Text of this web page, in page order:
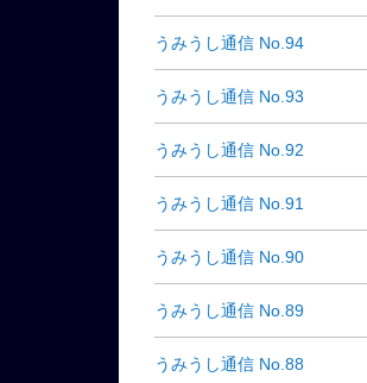
うみうし通信 No.94
うみうし通信 No.93
うみうし通信 No.92
うみうし通信 No.91
うみうし通信 No.90
うみうし通信 No.89
うみうし通信 No.88